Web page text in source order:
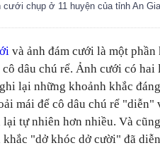
cưới chụp ở 11 huyện của tỉnh An
và ảnh đám cưới là một
dâu chú rể. Ảnh cưới có
lại những khoảnh khắc
mái để cô dâu chú rể "diễn"
lại tự nhiên hơn nhiều. Và
khắc "dở khóc dở cười" đã